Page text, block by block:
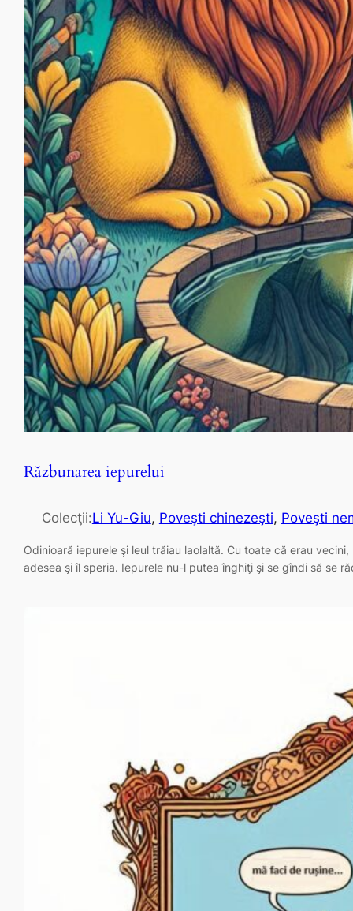
Răzbunarea iepurelui
Colecţii:Li Yu-Giu, Poveşti chinezeşti, Poveşti
Odinioară iepurele şi leul trăiau laolaltă. Cu toate că erau
adesea şi îl speria. Iepurele nu-l putea înghiţi şi se gîndi să se